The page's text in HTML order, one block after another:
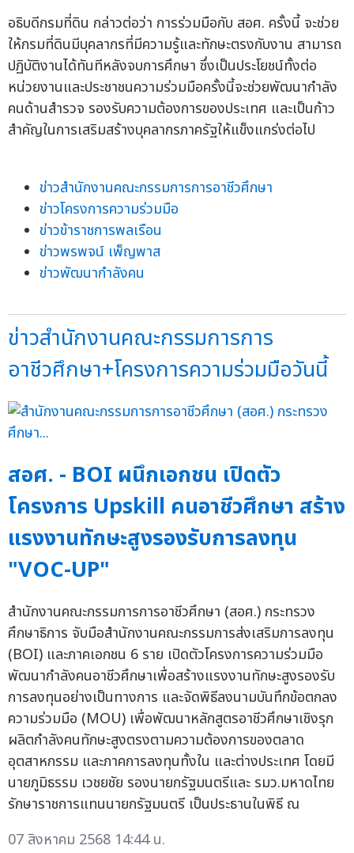
อธิบดีกรมที่ดิน กล่าวต่อว่า การร่วมมือกับ สอศ. ครั้งนี้ จะช่วย
ให้กรมที่ดินมีบุคลากรที่มีความรู้และทักษะตรงกับงาน สามารถ
ปฏิบัติงานได้ทันทีหลังจบการศึกษา ซึ่งเป็นประโยชน์ทั้งต่อ
หน่วยงานและประชาชนความร่วมมือครั้งนี้จะช่วยพัฒนากำลัง
คนด้านสำรวจ รองรับความต้องการของประเทศ และเป็นก้าว
สำคัญในการเสริมสร้างบุคลากรภาครัฐให้แข็งแกร่งต่อไป
ข่าวสำนักงานคณะกรรมการการอาชีวศึกษา
ข่าวโครงการความร่วมมือ
ข่าวข้าราชการพลเรือน
ข่าวพรพจน์ เพ็ญพาส
ข่าวพัฒนากำลังคน
ข่าวสำนักงานคณะกรรมการการ
อาชีวศึกษา+โครงการความร่วมมือวันนี้
สอศ. - BOI ผนึกเอกชน เปิดตัว
โครงการ Upskill คนอาชีวศึกษา สร้าง
แรงงานทักษะสูงรองรับการลงทุน
"VOC-UP"
สำนักงานคณะกรรมการการอาชีวศึกษา (สอศ.) กระทรวง
ศึกษาธิการ จับมือสำนักงานคณะกรรมการส่งเสริมการลงทุน
(BOI) และภาคเอกชน 6 ราย เปิดตัวโครงการความร่วมมือ
พัฒนากำลังคนอาชีวศึกษาเพื่อสร้างแรงงานทักษะสูงรองรับ
การลงทุนอย่างเป็นทางการ และจัดพิธีลงนามบันทึกข้อตกลง
ความร่วมมือ (MOU) เพื่อพัฒนาหลักสูตรอาชีวศึกษาเชิงรุก
ผลิตกำลังคนทักษะสูงตรงตามความต้องการของตลาด
อุตสาหกรรม และภาคการลงทุนทั้งใน และต่างประเทศ โดยมี
นายภูมิธรรม เวชยชัย รองนายกรัฐมนตรีและ รมว.มหาดไทย
รักษาราชการแทนนายกรัฐมนตรี เป็นประธานในพิธี ณ
07 สิงหาคม 2568 14:44 น.